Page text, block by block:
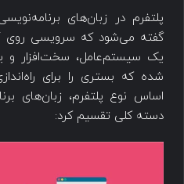
پلتفرم در زبان‌های
گفته می‌شود که سرویسی روی آن
یک سیستم‌عامل، سخت‌افزار و
شده که بستری را برای
اساس نوع پلتفرم، زبان‌های
دسته کلی تقسیم کرد: